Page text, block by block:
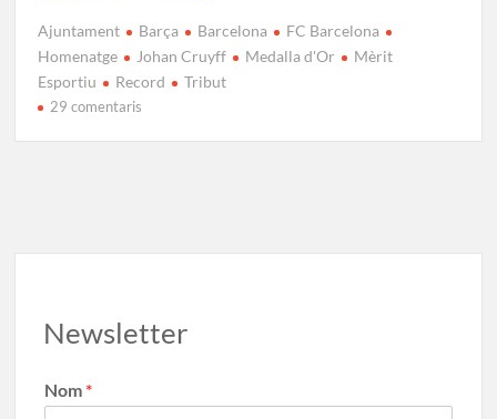
e
b
o
o
to
d
o
n
ail m
p
te
Ajuntament Barça Barcelona
FC Barcelona
Homenatge
Johan Cruyff Medalla d'Or
Mèrit
Esportiu
Record Tribut
29 comentaris
Newsletter
Nom *